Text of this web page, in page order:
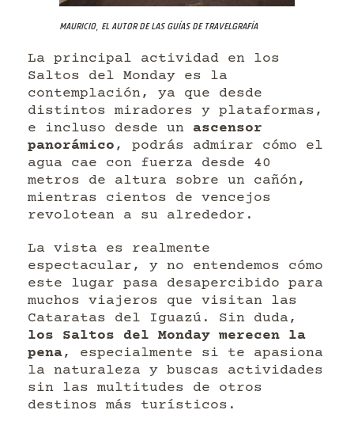
Mauricio, el autor de las guías de Travelgrafía
La principal actividad en los
Saltos del Monday es la
contemplación, ya que desde
distintos miradores y plataformas,
e incluso desde un ascensor
panorámico , podrás admirar cómo el
agua cae con fuerza desde 40
metros de altura sobre un cañón,
mientras cientos de vencejos
revolotean a su alrededor.
La vista es realmente
espectacular, y no entendemos cómo
este lugar pasa desapercibido para
muchos viajeros que visitan las
Cataratas del Iguazú. Sin duda,
los Saltos del Monday merecen la
pena, especialmente si te apasiona
la naturaleza y buscas actividades
sin las multitudes de otros
destinos más turísticos.